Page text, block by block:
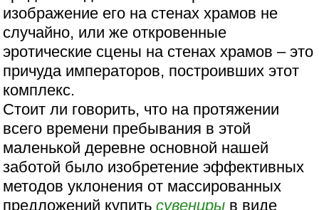
изображение его на стенах храмов не
случайно, или же откровенные
эротические сцены на стенах храмов – это
причуда императоров, построивших этот
комплекс.
Стоит ли говорить, что на протяжении
всего времени пребывания в этой
маленькой деревне основной нашей
заботой было изобретение эффективных
методов уклонения от массированных
предложений купитьсувениры в виде